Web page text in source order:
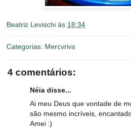
Beatriz Levischi às 18:34
Categorias: Mercvrivs
4 comentários:
Néia disse...
Ai meu Deus que vontade de
são mesmo incríveis,
Amei :)